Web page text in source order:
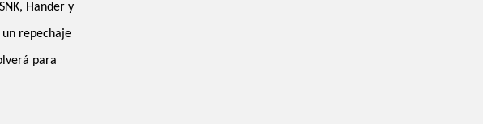
Hander y
repechaje
para